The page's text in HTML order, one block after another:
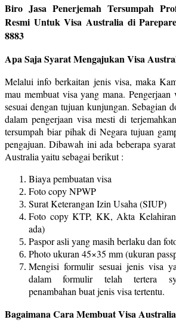
Biro Jasa Penerjemah Tersumpah
Resmi Untuk Visa Australia di
8883
Apa Saja Syarat Mengajukan Visa
Melalui info berkaitan jenis visa, maka
mau membuat visa yang mana.
sesuai dengan tujuan kunjungan. Sebagian
dalam pengerjaan visa mesti di
tersumpah biar pihak di Negara tujuan
pengajuan. Dibawah ini ada beberapa
Australia yaitu sebagai berikut :
Biaya pembuatan visa
Foto copy NPWP
Surat Keterangan Izin Usaha (SIUP)
Foto copy KTP, KK, Akta
ada)
Paspor asli yang masih berlaku dan
Photo ukuran 45×35 mm (ukuran
Mengisi formulir sesuai jenis visa
dalam formulir telah tertera
penambahan buat jenis visa tertentu.
Bagaimana Cara Membuat Visa